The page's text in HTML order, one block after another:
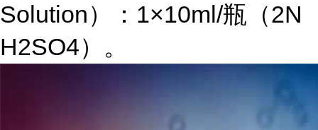
Solution）： 1×10ml/瓶（2N
H2SO4）。